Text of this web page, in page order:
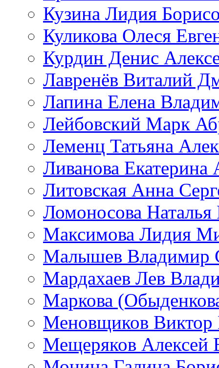
Кузина Лидия
Куликова Олеся
Курдин Денис
Лавренёв Виталий
Лапина Елена
Лейбовский Марк
Леменц Татьяна
Ливанова Екатерина
Литовская Анна
Ломоносова
Максимова Лидия
Малышев Владимир
Мардахаев Лев
Маркова
Меновщиков
Мещеряков Алексей